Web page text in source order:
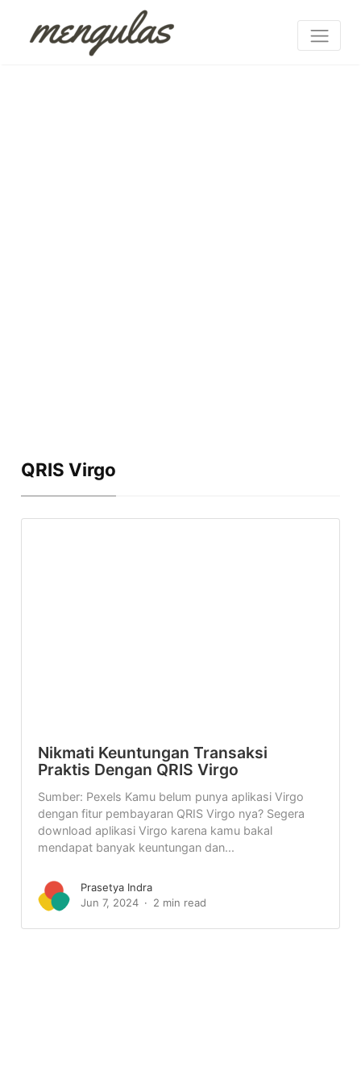
QRIS Virgo
Nikmati Keuntungan Transaksi
Praktis Dengan QRIS Virgo
Sumber: Pexels Kamu belum punya aplikasi Virgo
dengan fitur pembayaran QRIS Virgo nya? Segera
download aplikasi Virgo karena kamu bakal
mendapat banyak keuntungan dan...
Prasetya Indra
Jun 7, 2024
2 min read